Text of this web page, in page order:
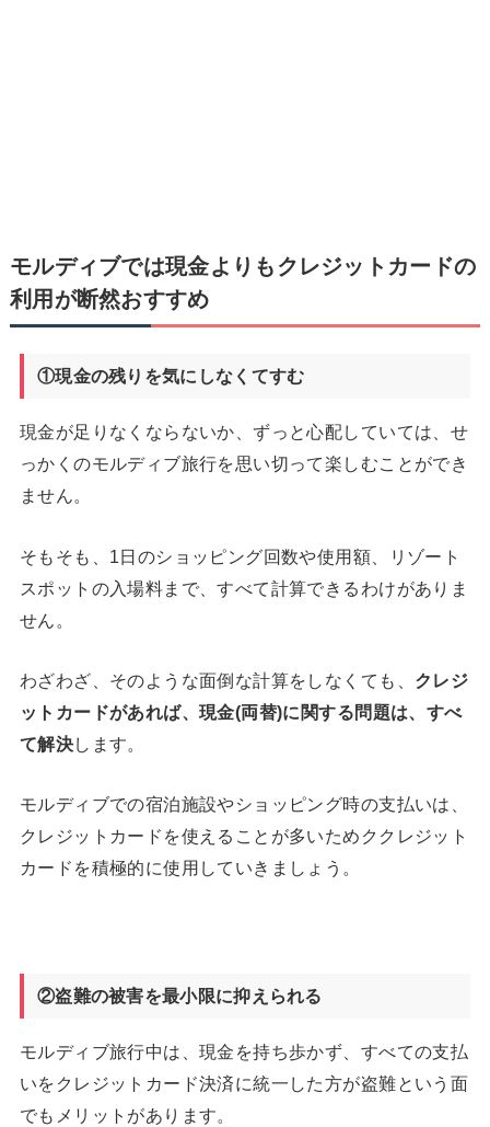
モルディブでは現金よりもクレジットカードの
利用が断然おすすめ
①現金の残りを気にしなくてすむ
現金が足りなくならないか、ずっと心配していては、せ
っかくのモルディブ旅行を思い切って楽しむことができ
ません。
そもそも、1日のショッピング回数や使用額、リゾート
スポットの入場料まで、すべて計算できるわけがありま
せん。
わざわざ、そのような面倒な計算をしなくても、 クレジ
ットカードがあれば、現金(両替)に関する問題は、すべ
て解決します。
モルディブでの宿泊施設やショッピング時の支払いは、
クレジットカードを使えることが多いためククレジット
カードを積極的に使用していきましょう。
②盗難の被害を最小限に抑えられる
モルディブ旅行中は、現金を持ち歩かず、すべての支払
いをクレジットカード決済に統一した方が盗難という面
でもメリットがあります。